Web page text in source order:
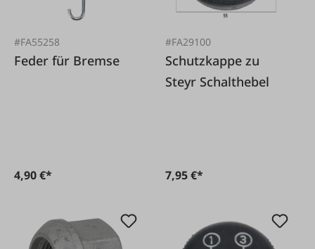
#FA55258
Feder für Bremse
4,90 €*
#FA29100
Schutzkappe zu
Steyr Schalthebel
7,95 €*